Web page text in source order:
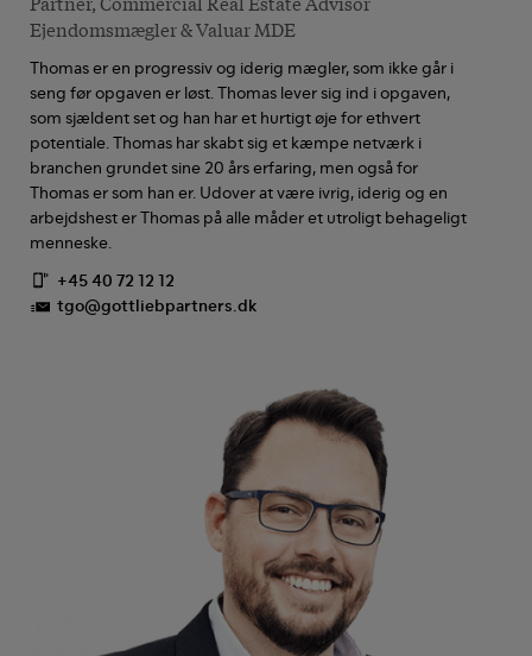
Ejendomsmægler & Valuar MDE
Thomas er en progressiv og iderig mægler, som ikke går i
seng før opgaven er løst. Thomas lever sig ind i opgaven,
som sjældent set og han har et hurtigt øje for ethvert
potentiale. Thomas har skabt sig et kæmpe netværk i
branchen grundet sine 20 års erfaring, men også for
Thomas er som han er. Udover at være ivrig, iderig og en
arbejdshest er Thomas på alle måder et utroligt behageligt
menneske.
+45 40 72 12 12
tgo@gottliebpartners.dk